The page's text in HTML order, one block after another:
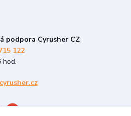
podpora Cyrusher CZ
122
hod.